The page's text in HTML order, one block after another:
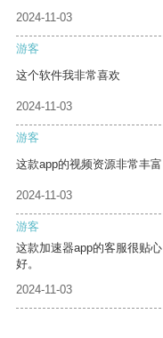
2024-11-03
游客
这个软件我非常喜欢
2024-11-03
游客
这款app的视频资源非常丰
2024-11-03
游客
这款加速器app的客服很贴
好。
2024-11-03